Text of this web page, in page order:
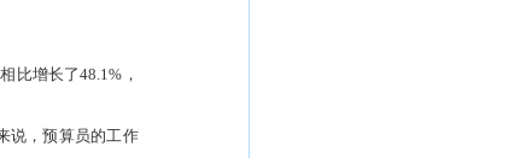
比增长了48.1% ，
说，预算员的工作